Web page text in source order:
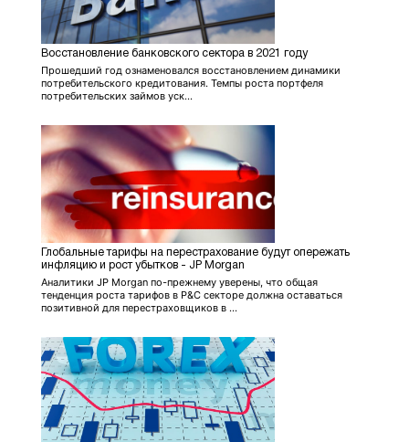
Восстановление банковского сектора в 2021 году
Прошедший год ознаменовался восстановлением динамики
потребительского кредитования. Темпы роста портфеля
потребительских займов уск...
Глобальные тарифы на перестрахование будут опережать
инфляцию и рост убытков - JP Morgan
Аналитики JP Morgan по-прежнему уверены, что общая
тенденция роста тарифов в P&C секторе должна оставаться
позитивной для перестраховщиков в ...